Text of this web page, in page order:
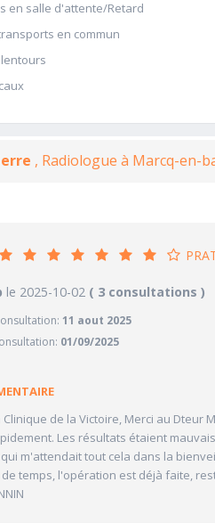
en salle d'attente/Retard
en commun
, Radiologue à Marcq-en-
PRATICIEN9.6/10
accordée
Temps en salle d'attente/Retard
le 2025-10-02 ( 3 consultations )
11 aout 2025
01/09/2025
Clinique de la Victoire, Merci au
Les résultats étaient
m'attendait tout cela dans la
temps, l'opération est déjà faite,